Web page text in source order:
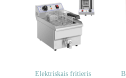
Elektriskais fritieris